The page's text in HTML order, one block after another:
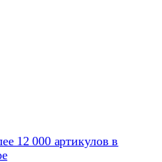
12 000 артикулов в